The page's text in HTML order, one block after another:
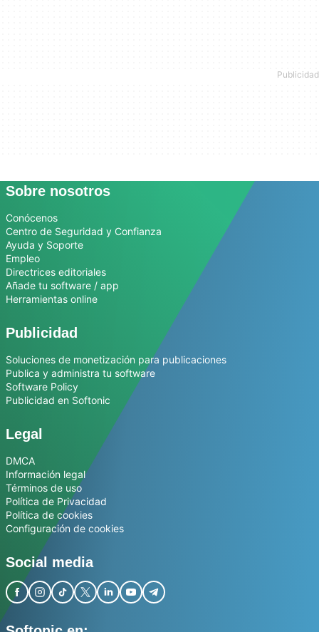
Sobre nosotros
Conócenos
Centro de Seguridad y Confianza
Ayuda y Soporte
Empleo
Directrices editoriales
Añade tu software / app
Herramientas online
Publicidad
Soluciones de monetización para publicaciones
Publica y administra tu software
Software Policy
Publicidad en Softonic
Legal
DMCA
Información legal
Términos de uso
Política de Privacidad
Política de cookies
Configuración de cookies
Social media